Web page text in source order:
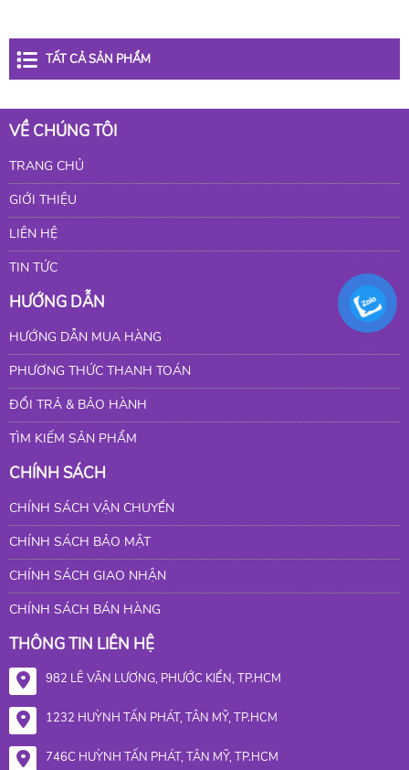
TẤT CẢ SẢN PHẨM
VỀ CHÚNG TÔI
TRANG CHỦ
GIỚI THIỆU
LIÊN HỆ
TIN TỨC
HƯỚNG DẪN
HƯỚNG DẪN MUA HÀNG
PHƯƠNG THỨC THANH TOÁN
ĐỔI TRẢ & BẢO HÀNH
TÌM KIẾM SẢN PHẨM
CHÍNH SÁCH
CHÍNH SÁCH VẬN CHUYỂN
CHÍNH SÁCH BẢO MẬT
CHÍNH SÁCH GIAO NHẬN
CHÍNH SÁCH BÁN HÀNG
THÔNG TIN LIÊN HỆ
982 LÊ VĂN LƯƠNG, PHƯỚC KIỂN, TP.HCM
1232 HUỲNH TẤN PHÁT, TÂN MỸ, TP.HCM
746C HUỲNH TẤN PHÁT, TÂN MỸ, TP.HCM